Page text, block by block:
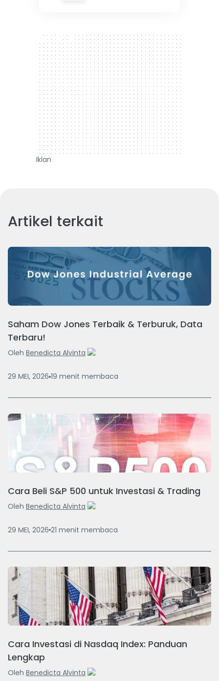
300 x 250
Iklan
Artikel terkait
Saham Dow Jones Terbaik & Terburuk, Data
Terbaru!
Oleh Benedicta Alvinta
29 MEI, 2026 19 menit membaca
Cara Beli S&P 500 untuk Investasi & Trading
Oleh Benedicta Alvinta
29 MEI, 2026 21 menit membaca
Cara Investasi di Nasdaq Index: Panduan
Lengkap
Oleh Benedicta Alvinta